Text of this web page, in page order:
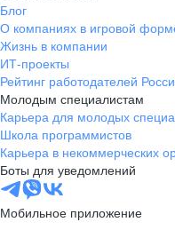
Блог
О компаниях в игровой
Жизнь в компании
ИТ-проекты
Рейтинг работодателей
Молодым специалистам
Карьера для молодых
Школа программистов
Карьера в некоммерческих
Боты для уведомлений
Мобильное приложение